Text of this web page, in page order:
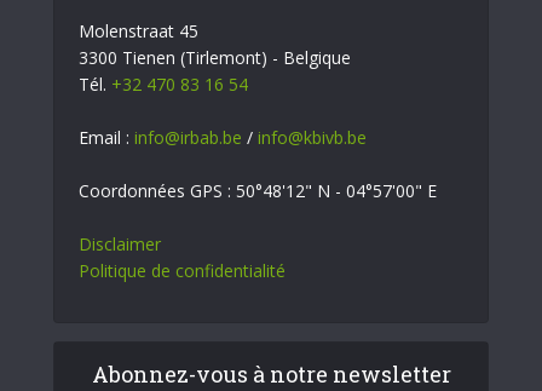
Molenstraat 45
3300 Tienen (Tirlemont) - Belgique
Tél. +32 470 83 16 54
Email : info@irbab.be / info@kbivb.be
Coordonnées GPS : 50°48'12" N - 04°57'00" E
Disclaimer
Politique de confidentialité
Abonnez-vous à notre newsletter